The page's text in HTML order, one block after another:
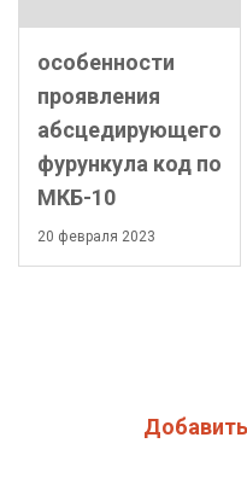
особенности
проявления
абсцедирующего
фурункула код по
МКБ-10
20 февраля 2023